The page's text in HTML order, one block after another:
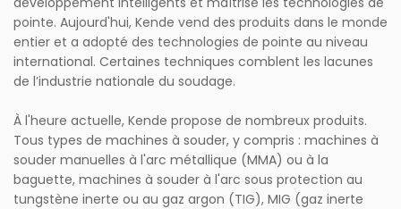
pointe. Aujourd'hui, Kende vend des produits dans le monde
entier et a adopté des technologies de pointe au niveau
international. Certaines techniques comblent les lacunes
de l’industrie nationale du soudage.
À l'heure actuelle, Kende propose de nombreux produits.
Tous types de machines à souder, y compris : machines à
souder manuelles à l'arc métallique (MMA) ou à la
baguette, machines à souder à l'arc sous protection au
tungstène inerte ou au gaz argon (TIG), MIG (gaz inerte